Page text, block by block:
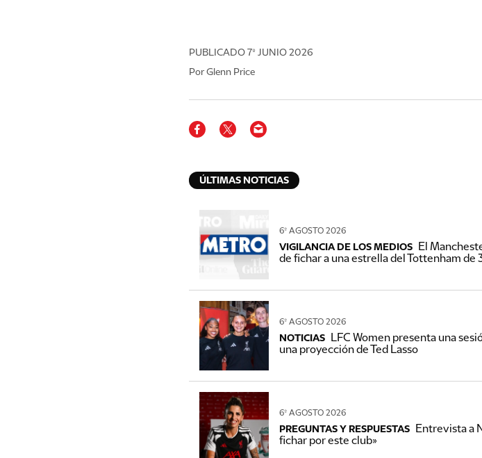
PUBLICADO 7º JUNIO 2026
Por Glenn Price
ÚLTIMAS NOTICIAS
6º AGOSTO 2026
VIGILANCIA DE LOS MEDIOS
El
de fichar a una estrella del Tottenham de
6º AGOSTO 2026
NOTICIAS
LFC Women presenta una
una proyección de Ted Lasso
6º AGOSTO 2026
PREGUNTAS Y RESPUESTAS
Entrevista a
fichar por este club»